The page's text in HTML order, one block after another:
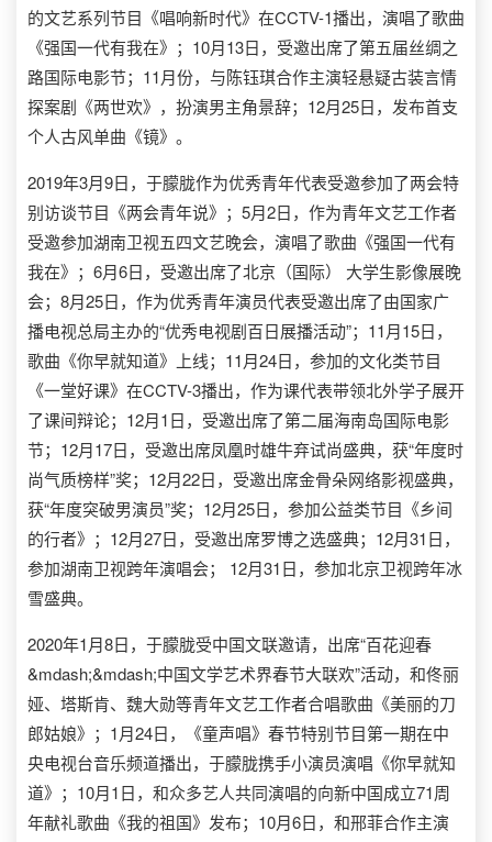
的文艺系列节目《唱响新时代》在CCTV-1播出，演唱了歌曲
《强国一代有我在》；10月13日，受邀出席了第五届丝绸之
路国际电影节；11月份，与陈钰琪合作主演轻悬疑古装言情
探案剧《两世欢》，扮演男主角景辞；12月25日，发布首支
个人古风单曲《镜》。
2019年3月9日，于朦胧作为优秀青年代表受邀参加了两会特
别访谈节目《两会青年说》；5月2日，作为青年文艺工作者
受邀参加湖南卫视五四文艺晚会，演唱了歌曲《强国一代有
我在》；6月6日，受邀出席了北京（国际） 大学生影像展晚
会；8月25日，作为优秀青年演员代表受邀出席了由国家广
播电视总局主办的“优秀电视剧百日展播活动”；11月15日，
歌曲《你早就知道》上线；11月24日，参加的文化类节目
《一堂好课》在CCTV-3播出，作为课代表带领北外学子展开
了课间辩论；12月1日，受邀出席了第二届海南岛国际电影
节；12月17日，受邀出席凤凰时雄牛弃试尚盛典，获“年度时
尚气质榜样”奖；12月22日，受邀出席金骨朵网络影视盛典，
获“年度突破男演员”奖；12月25日，参加公益类节目《乡间
的行者》；12月27日，受邀出席罗博之选盛典；12月31日，
参加湖南卫视跨年演唱会； 12月31日，参加北京卫视跨年冰
雪盛典。
2020年1月8日，于朦胧受中国文联邀请，出席“百花迎春
&mdash;&mdash;中国文学艺术界春节大联欢”活动，和佟丽
娅、塔斯肯、魏大勋等青年文艺工作者合唱歌曲《美丽的刀
郎姑娘》；1月24日，《童声唱》春节特别节目第一期在中
央电视台音乐频道播出，于朦胧携手小演员演唱《你早就知
道》；10月1日，和众多艺人共同演唱的向新中国成立71周
年献礼歌曲《我的祖国》发布；10月6日，和邢菲合作主演